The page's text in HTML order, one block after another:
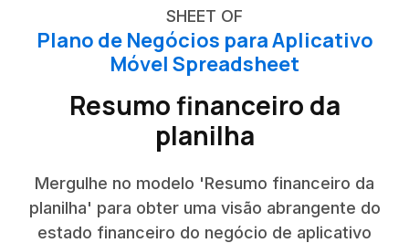
SHEET OF
Plano de Negócios para Aplicativo
Móvel Spreadsheet
Resumo financeiro da
planilha
Mergulhe no modelo 'Resumo financeiro da
planilha' para obter uma visão abrangente do
estado financeiro do negócio de aplicativo